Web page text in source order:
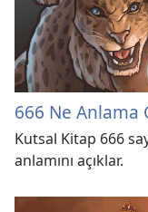
666 Ne Anlama
Kutsal Kitap 666
anlamını açıklar.